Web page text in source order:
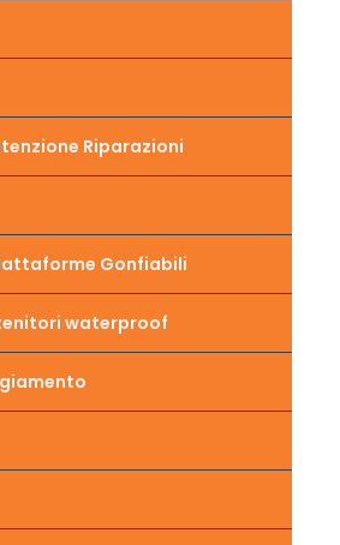
Riparazioni
Gonfiabili
waterproof